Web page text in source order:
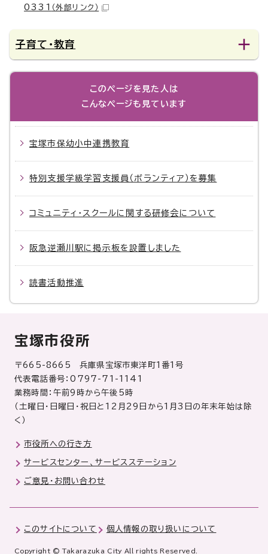
0331 （外部リンク）
子育て・教育
このページを見た人は
こんなページも見ています
宝塚市保幼小中連携教育
特別支援学級学習支援員（ボランティア）を募集
コミュニティ・スクールに関する研修会について
阪急逆瀬川駅に掲示板を設置しました
読書活動推進
宝塚市役所
〒665-8665 兵庫県宝塚市東洋町1番1号
代表電話番号：0797-71-1141
業務時間：午前9時から午後5時
（土曜日・日曜日・祝日と12月29日から1月3日の年末年始は除
く）
市役所への行き方
サービスセンター、サービスステーション
ご意見・お問い合わせ
このサイトについて 個人情報の取り扱いについて
Copyright © Takarazuka City All rights Reserved.